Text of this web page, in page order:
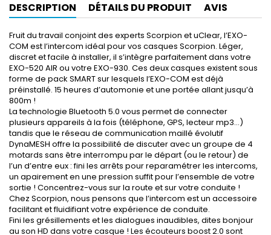
DESCRIPTION DÉTAILS DU PRODUIT AVIS
Fruit du travail conjoint des experts Scorpion et uClear, l’EXO-
COM est l’intercom idéal pour vos casques Scorpion. Léger,
discret et facile à installer, il s’intègre parfaitement dans votre
EXO-520 AIR ou votre EXO-930. Ces deux casques existent sous
forme de pack SMART sur lesquels l’EXO-COM est déjà
préinstallé. 15 heures d’automonie et une portée allant jusqu’à
800m !
La technologie Bluetooth 5.0 vous permet de connecter
plusieurs appareils à la fois (téléphone, GPS, lecteur mp3…)
tandis que le réseau de communication maillé évolutif
DynaMESH offre la possibilité de discuter avec un groupe de 4
motards sans être interrompu par le départ (ou le retour) de
l’un d’entre eux : fini les arrêts pour reparamétrer les intercoms,
un apairement en une pression suffit pour l’ensemble de votre
sortie ! Concentrez-vous sur la route et sur votre conduite !
Chez Scorpion, nous pensons que l’intercom est un accessoire
facilitant et fluidifiant votre expérience de conduite.
Fini les grésillements et les dialogues inaudibles, dites bonjour
au son HD dans votre casque ! Les écouteurs boost 2.0 sont